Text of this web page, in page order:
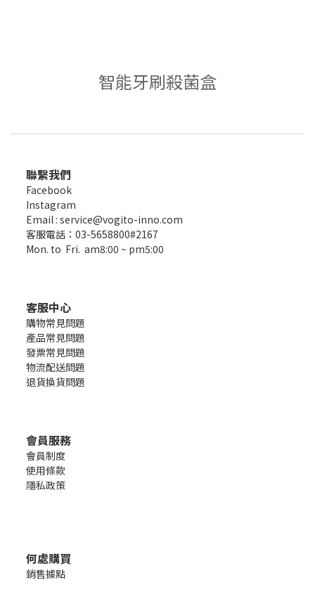
智能牙刷殺菌盒
聯繫我們
Facebook
Instagram
Email : service@vogito-inno.com
客服電話：03-5658800#2167
Mon. to Fri. am8:00 ~ pm5:00
客服中心
購物常見問題
產品常見問題
發票常見問題
物流配送問題
退貨換貨問題
會員服務
會員制度
使用條款
隱私政策
何處購買
銷售據點